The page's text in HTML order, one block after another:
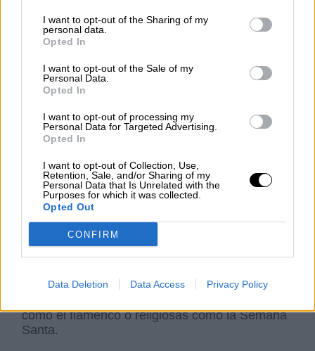
I want to opt-out of the Sharing of my
personal data.
Opted In
I want to opt-out of the Sale of my
Personal Data.
Opted In
I want to opt-out of processing my
Personal Data for Targeted Advertising.
Opted In
I want to opt-out of Collection, Use,
Retention, Sale, and/or Sharing of my
Personal Data that Is Unrelated with the
Purposes for which it was collected.
Opted Out
CONFIRM
Data Deletion Data Access Privacy Policy
incluye lasegregación por sexos de los
alumnos.
Se aprobó crear una consejería de familia, con
una apuesta por la natalidad y por las familias
numerosas y, en definitiva, lo que consideran
También se incluyó poner en marcha un
no deseados para poner freno así al aborto
En cuanto a la inmigración, Vox ha conseguido
que el nuevo Gobierno se comprometa a
endurecer las leyes migratoriasy evitar
decisiones que supongan un "efecto llamada".
aprobar una ley de apoyo a la tauromaquia y
como el flamenco o religiosas como la Semana
Santa.